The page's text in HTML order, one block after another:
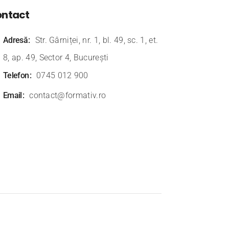
Adresă
Str. Gârniței, nr. 1, bl. 49, sc. 1, et.
8, ap. 49, Sector 4, București
Telefon
0745 012 900
Email contact@formativ.ro